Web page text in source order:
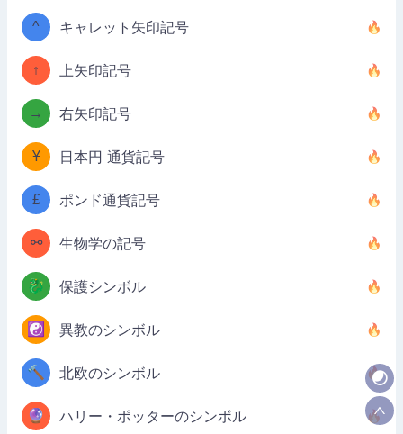
^ キャレット矢印記号
↑ 上矢印記号
→ 右矢印記号
¥ 日本円 通貨記号
£ ポンド通貨記号
⚯ 生物学の記号
🐉 保護シンボル
☯️ 異教のシンボル
🔨 北欧のシンボル
🔮 ハリー・ポッターのシンボル